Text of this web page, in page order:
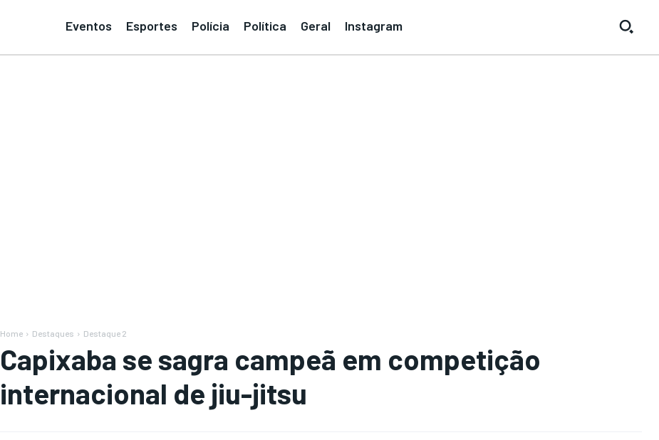
Eventos Esportes Polícia Política Geral Instagram
Home Destaques Destaque 2
Capixaba se sagra campeã em competição
internacional de jiu-jitsu